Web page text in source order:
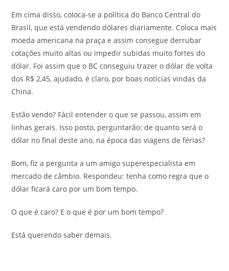
Em cima disso, coloca-se a política do Banco Central do
Brasil, que está vendendo dólares diariamente. Coloca mais
moeda americana na praça e assim consegue derrubar
cotações muito altas ou impedir subidas muito fortes do
dólar. Foi assim que o BC conseguiu trazer o dólar de volta
dos R$ 2,45, ajudado, é claro, por boas notícias vindas da
China.
Estão vendo? Fácil entender o que se passou, assim em
linhas gerais. Isso posto, perguntarão: de quanto será o
dólar no final deste ano, na época das viagens de férias?
Bom, fiz a pergunta a um amigo superespecialista em
mercado de câmbio. Respondeu: tenha como regra que o
dólar ficará caro por um bom tempo.
O que é caro? E o que é por um bom tempo?
Está querendo saber demais.